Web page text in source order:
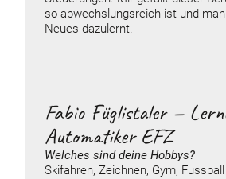
so abwechslungsreich ist und
Neues dazulernt.
Fabio Füglistaler —
Automatiker EFZ
Welches sind deine Hobbys?
Skifahren, Zeichnen, Gym,